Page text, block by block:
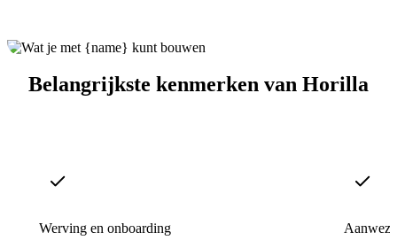
Belangrijkste kenmerken van Horilla
Werving en onboarding